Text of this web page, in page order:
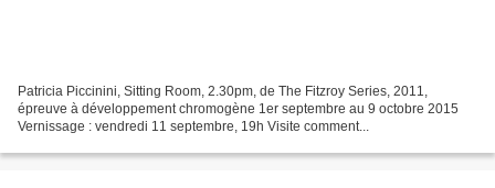
Patricia Piccinini, Sitting Room, 2.30pm, de The Fitzroy Series, 2011,
épreuve à développement chromogène 1er septembre au 9 octobre 2015
Vernissage : vendredi 11 septembre, 19h Visite comment...